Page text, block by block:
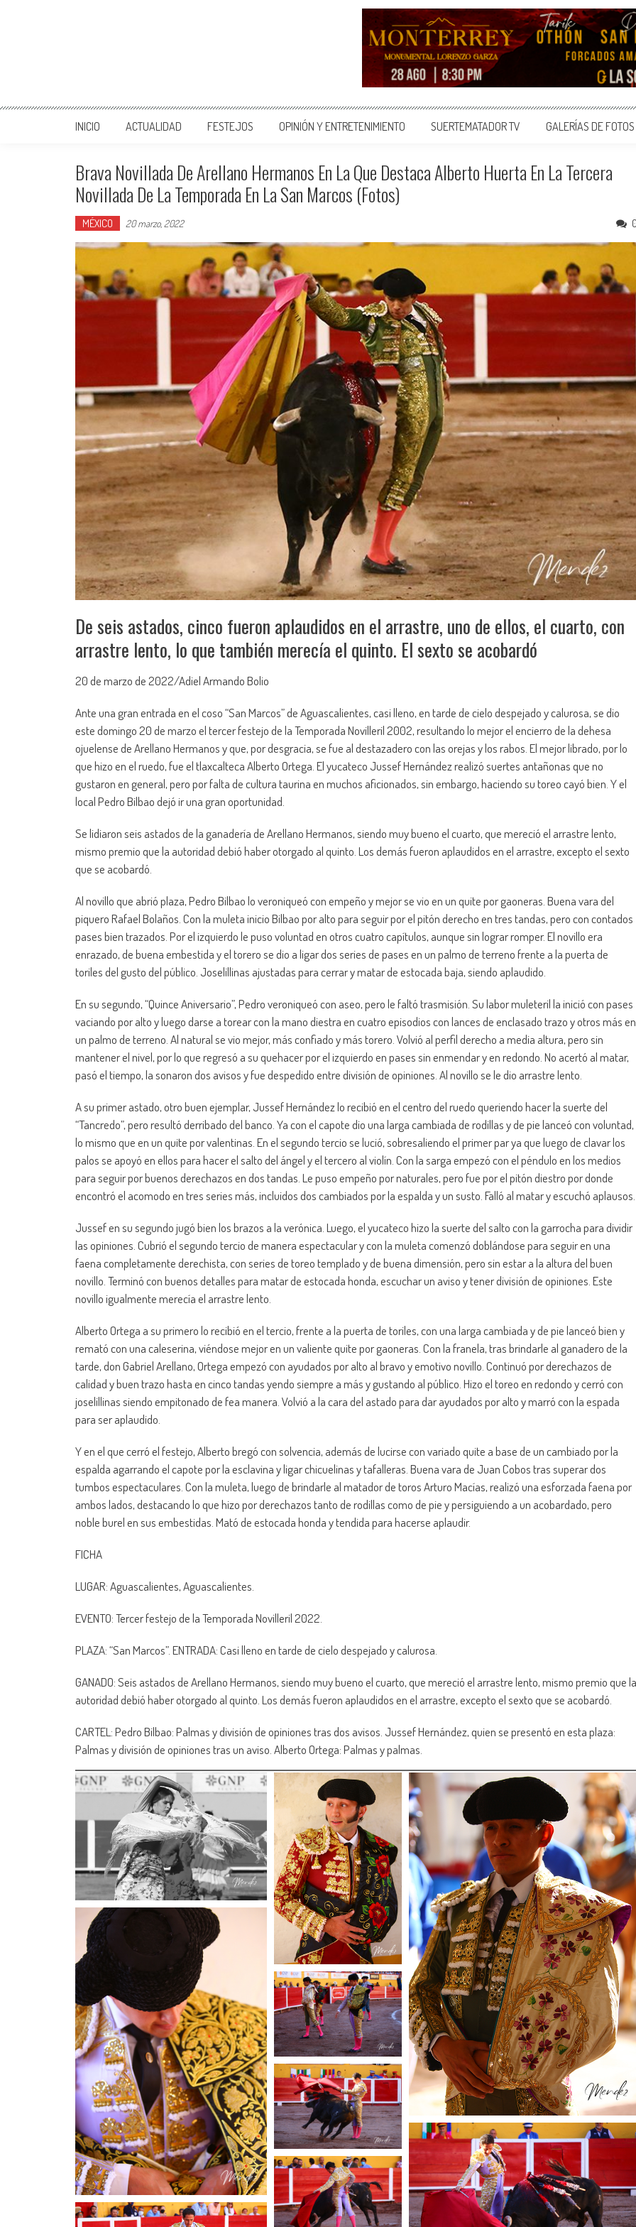
INICIO ACTUALIDAD FESTEJOS OPINIÓN Y ENTRETENIMIENTO SUERTEMATADOR TV GALERÍAS DE FOTOS
Brava Novillada De Arellano Hermanos En La Que Destaca Alberto Huerta En La Tercera
Novillada De La Temporada En La San Marcos (Fotos)
MÉXICO 20 marzo, 2022
De seis astados, cinco fueron aplaudidos en el arrastre, uno de ellos, el cuarto, con
arrastre lento, lo que también merecía el quinto. El sexto se acobardó
20 de marzo de 2022/Adiel Armando Bolio
Ante una gran entrada en el coso “San Marcos” de Aguascalientes, casi lleno, en tarde de cielo despejado y calurosa, se dio
este domingo 20 de marzo el tercer festejo de la Temporada Novilleril 2002, resultando lo mejor el encierro de la dehesa
ojuelense de Arellano Hermanos y que, por desgracia, se fue al destazadero con las orejas y los rabos. El mejor librado, por lo
que hizo en el ruedo, fue el tlaxcalteca Alberto Ortega. El yucateco Jussef Hernández realizó suertes antañonas que no
gustaron en general, pero por falta de cultura taurina en muchos aficionados, sin embargo, haciendo su toreo cayó bien. Y el
local Pedro Bilbao dejó ir una gran oportunidad.
Se lidiaron seis astados de la ganadería de Arellano Hermanos, siendo muy bueno el cuarto, que mereció el arrastre lento,
mismo premio que la autoridad debió haber otorgado al quinto. Los demás fueron aplaudidos en el arrastre, excepto el sexto
que se acobardó.
Al novillo que abrió plaza, Pedro Bilbao lo veroniqueó con empeño y mejor se vio en un quite por gaoneras. Buena vara del
piquero Rafael Bolaños. Con la muleta inicio Bilbao por alto para seguir por el pitón derecho en tres tandas, pero con contados
pases bien trazados. Por el izquierdo le puso voluntad en otros cuatro capítulos, aunque sin lograr romper. El novillo era
enrazado, de buena embestida y el torero se dio a ligar dos series de pases en un palmo de terreno frente a la puerta de
toriles del gusto del público. Joselillinas ajustadas para cerrar y matar de estocada baja, siendo aplaudido.
En su segundo, “Quince Aniversario”, Pedro veroniqueó con aseo, pero le faltó trasmisión. Su labor muleteril la inició con pases
vaciando por alto y luego darse a torear con la mano diestra en cuatro episodios con lances de enclasado trazo y otros más en
un palmo de terreno. Al natural se vio mejor, más confiado y más torero. Volvió al perfil derecho a media altura, pero sin
mantener el nivel, por lo que regresó a su quehacer por el izquierdo en pases sin enmendar y en redondo. No acertó al matar,
pasó el tiempo, la sonaron dos avisos y fue despedido entre división de opiniones. Al novillo se le dio arrastre lento.
A su primer astado, otro buen ejemplar, Jussef Hernández lo recibió en el centro del ruedo queriendo hacer la suerte del
“Tancredo”, pero resultó derribado del banco. Ya con el capote dio una larga cambiada de rodillas y de pie lanceó con voluntad,
lo mismo que en un quite por valentinas. En el segundo tercio se lució, sobresaliendo el primer par ya que luego de clavar los
palos se apoyó en ellos para hacer el salto del ángel y el tercero al violín. Con la sarga empezó con el péndulo en los medios
para seguir por buenos derechazos en dos tandas. Le puso empeño por naturales, pero fue por el pitón diestro por donde
encontró el acomodo en tres series más, incluidos dos cambiados por la espalda y un susto. Falló al matar y escuchó
Jussef en su segundo jugó bien los brazos a la verónica. Luego, el yucateco hizo la suerte del salto con la garrocha para dividir
las opiniones. Cubrió el segundo tercio de manera espectacular y con la muleta comenzó doblándose para seguir en una
faena completamente derechista, con series de toreo templado y de buena dimensión, pero sin estar a la altura del buen
novillo. Terminó con buenos detalles para matar de estocada honda, escuchar un aviso y tener división de opiniones. Este
novillo igualmente merecía el arrastre lento.
Alberto Ortega a su primero lo recibió en el tercio, frente a la puerta de toriles, con una larga cambiada y de pie lanceó bien y
remató con una caleserina, viéndose mejor en un valiente quite por gaoneras. Con la franela, tras brindarle al ganadero de la
tarde, don Gabriel Arellano, Ortega empezó con ayudados por alto al bravo y emotivo novillo. Continuó por derechazos de
calidad y buen trazo hasta en cinco tandas yendo siempre a más y gustando al público. Hizo el toreo en redondo y cerró con
joselillinas siendo empitonado de fea manera. Volvió a la cara del astado para dar ayudados por alto y marró con la espada
para ser aplaudido.
Y en el que cerró el festejo, Alberto bregó con solvencia, además de lucirse con variado quite a base de un cambiado por la
espalda agarrando el capote por la esclavina y ligar chicuelinas y tafalleras. Buena vara de Juan Cobos tras superar dos
tumbos espectaculares. Con la muleta, luego de brindarle al matador de toros Arturo Macías, realizó una esforzada faena por
ambos lados, destacando lo que hizo por derechazos tanto de rodillas como de pie y persiguiendo a un acobardado, pero
noble burel en sus embestidas. Mató de estocada honda y tendida para hacerse aplaudir.
FICHA
LUGAR: Aguascalientes, Aguascalientes.
EVENTO: Tercer festejo de la Temporada Novilleril 2022.
PLAZA: “San Marcos”. ENTRADA: Casi lleno en tarde de cielo despejado y calurosa.
GANADO: Seis astados de Arellano Hermanos, siendo muy bueno el cuarto, que mereció el arrastre lento, mismo premio que la
autoridad debió haber otorgado al quinto. Los demás fueron aplaudidos en el arrastre, excepto el sexto que se acobardó.
CARTEL: Pedro Bilbao: Palmas y división de opiniones tras dos avisos. Jussef Hernández, quien se presentó en esta plaza:
Palmas y división de opiniones tras un aviso. Alberto Ortega: Palmas y palmas.